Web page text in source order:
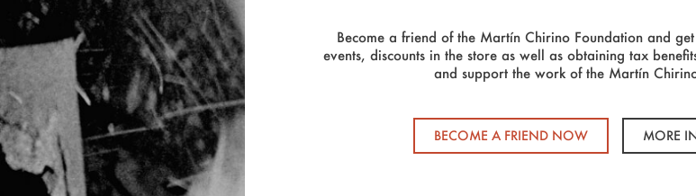
Become a friend of the Martín Chirino Foundation and
events, discounts in the store as well as obtaining tax
and support the work of the Martín
BECOME A FRIEND NOW MORE